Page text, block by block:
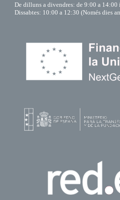
De dilluns a divendres: de 9:00 a 14:00
Dissabtes: 10:00 a 12:30 (Només dies